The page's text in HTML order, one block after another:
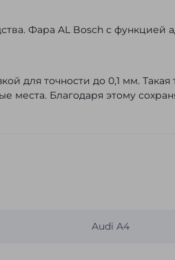
Фара AL Bosch с функцией
для точности до 0,1 мм. Такая
места. Благодаря этому
Audi A4